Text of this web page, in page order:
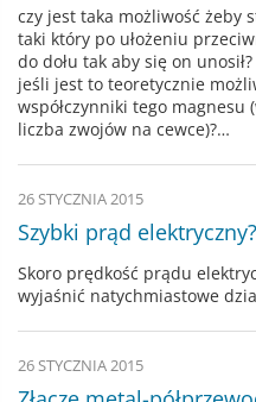
czy jest taka możliwość żeby
taki który po ułożeniu
do dołu tak aby się on
jeśli jest to teoretycznie
współczynniki tego
liczba zwojów na cewce)?…
26 STYCZNIA 2015
Szybki prąd elektryczny?
Skoro prędkość prądu
wyjaśnić natychmiastowe
26 STYCZNIA 2015